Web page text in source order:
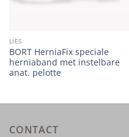
LIES
BORT HerniaFix speciale
herniaband met instelbare
anat. pelotte
CONTACT